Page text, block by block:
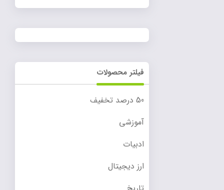
فیلتر محصولات
50 درصد تخفیف
آموزشی
ادبیات
ارز دیجیتال